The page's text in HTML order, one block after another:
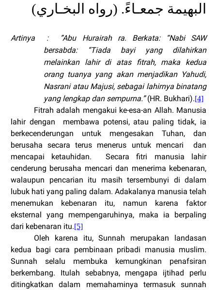
البهيمة جمعـاءً. (رواه البخـاري)
Artinya :
”Abu Hurairah ra. Berkata: “Nabi SAW
bersabda: “Tiada bayi yang dilahirkan
melainkan lahir di atas fitrah, maka kedua
orang tuanya yang akan menjadikan Yahudi,
Nasrani atau Majusi, sebagai lahirnya binatang
yang lengkap dan sempurna.”(HR. Bukhari).[4]
Fitrah adalah mengakui ke-esa-an Allah. Manusia
lahir dengan
membawa potensi, atau paling tidak, ia
berkecenderungan untuk mengesakan Tuhan, dan
berusaha secara terus menerus untuk mencari
dan
mencapai ketauhidan.
Secara fitri manusia lahir
cenderung berusaha mencari dan menerima kebenaran,
walaupun pencarian itu masih tersembunyi di dalam
lubuk hati yang paling dalam. Adakalanya manusia telah
menemukan kebenaran itu, namun karena faktor
eksternal yang mempengaruhinya, maka ia berpaling
dari kebenaran itu.[5]
Oleh karena itu, Sunnah merupakan landasan
kedua bagi cara pembinaan pribadi manusia muslim.
Sunnah selalu membuka kemungkinan penafsiran
berkembang. Itulah sebabnya, mengapa ijtihad perlu
ditingkatkan dalam memahaminya termasuk sunnah